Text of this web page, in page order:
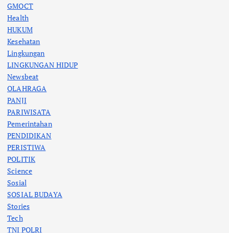
GMOCT
Health
HUKUM
Kesehatan
Lingkungan
LINGKUNGAN HIDUP
Newsbeat
OLAHRAGA
PANJI
PARIWISATA
Pemerintahan
PENDIDIKAN
PERISTIWA
POLITIK
Science
Sosial
SOSIAL BUDAYA
Stories
Tech
TNI POLRI